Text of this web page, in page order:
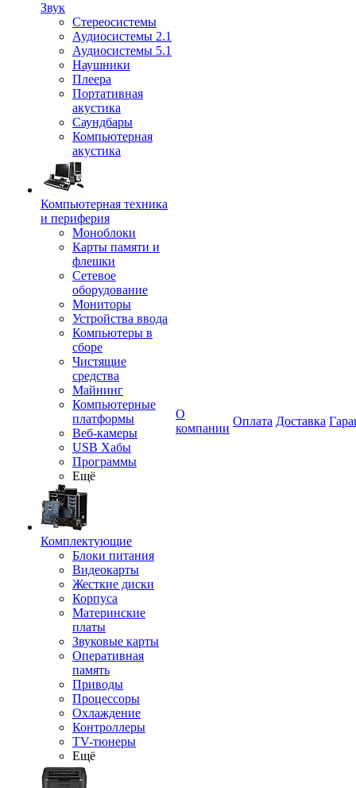
Звук
Стереосистемы
Аудиосистемы 2.1
Аудиосистемы 5.1
Наушники
Плеера
Портативная
акустика
Саундбары
Компьютерная
акустика
Компьютерная техника
и периферия
Моноблоки
Карты памяти и
флешки
Сетевое
оборудование
Мониторы
Устройства ввода
Компьютеры в
сборе
Чистящие
средства
Майнинг
Компьютерные
платформы
Веб-камеры
USB Хабы
Программы
Ещё
Комплектующие
Блоки питания
Видеокарты
Жесткие диски
Корпуса
Материнские
платы
Звуковые карты
Оперативная
память
Приводы
Процессоры
Охлаждение
Контроллеры
TV-тюнеры
Ещё
О
компании
Оплата Доставка